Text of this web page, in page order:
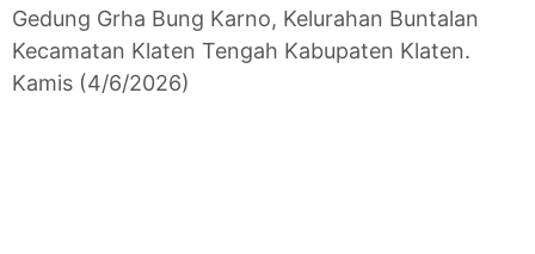
Gedung Grha Bung Karno, Kelurahan Buntalan
Kecamatan Klaten Tengah Kabupaten Klaten.
Kamis (4/6/2026)